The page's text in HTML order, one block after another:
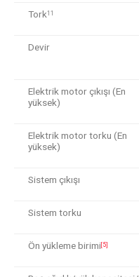
Tork11
Devir
Elektrik motor çıkışı (En
yüksek)
Elektrik motor torku (En
yüksek)
Sistem çıkışı
Sistem torku
Ön yükleme birimi[5]